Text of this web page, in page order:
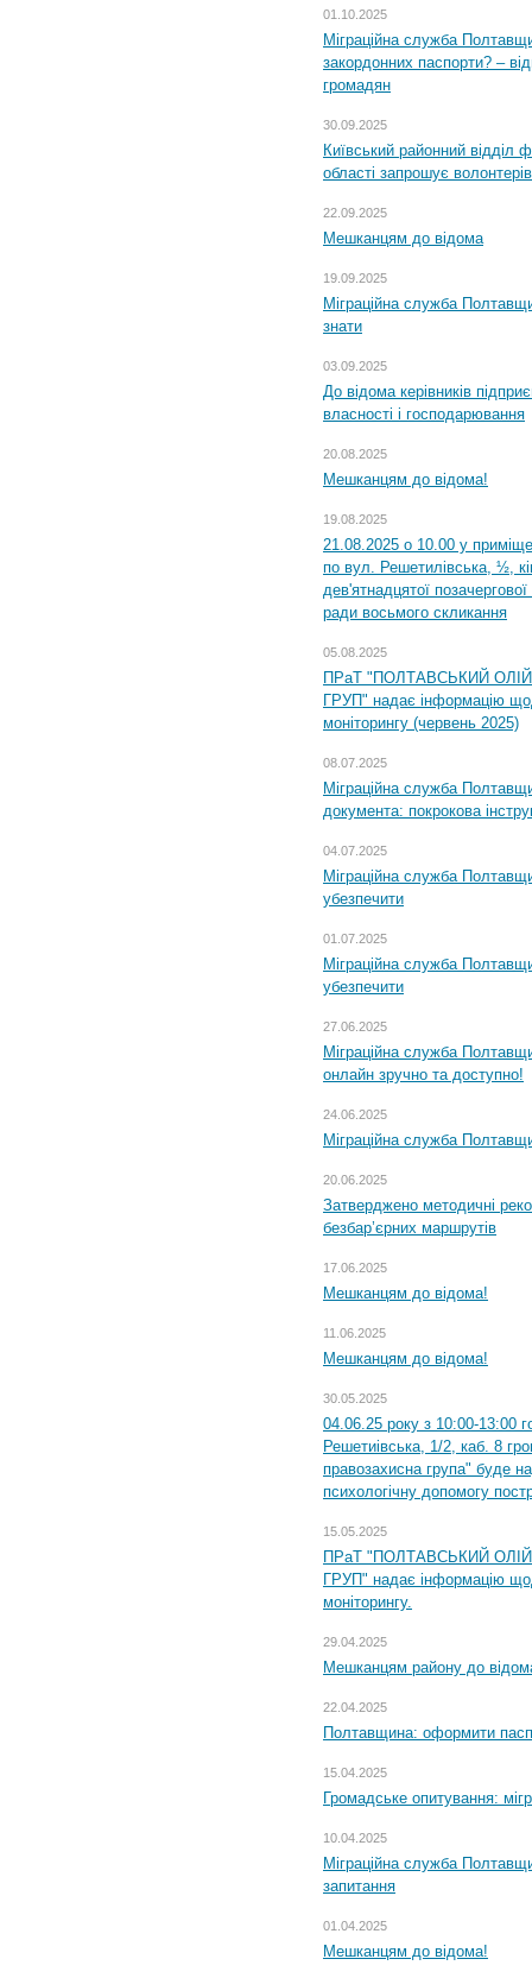
01.10.2025
Міграційна служба
закордонних паспорти? –
громадян
30.09.2025
Київський районний відділ
області запрошує
22.09.2025
Мешканцям до відома
19.09.2025
Міграційна служба
знати
03.09.2025
До відома керівників
власності і господарювання
20.08.2025
Мешканцям до відома!
19.08.2025
21.08.2025 о 10.00 у
по вул. Решетилівська, ½,
дев'ятнадцятої
ради восьмого скликання
05.08.2025
ПРаТ "ПОЛТАВСЬКИЙ
ГРУП" надає інформацію
моніторингу (червень 2025)
08.07.2025
Міграційна служба
документа: покрокова
04.07.2025
Міграційна служба
убезпечити
01.07.2025
Міграційна служба
убезпечити
27.06.2025
Міграційна служба
онлайн зручно та доступно!
24.06.2025
Міграційна служба
20.06.2025
Затверджено методичні
безбар’єрних маршрутів
17.06.2025
Мешканцям до відома!
11.06.2025
Мешканцям до відома!
30.05.2025
04.06.25 року з 10:00-13:00
Решетиівська, 1/2, каб. 8
правозахисна група" буде
психологічну допомогу
15.05.2025
ПРаТ "ПОЛТАВСЬКИЙ
ГРУП" надає інформацію
моніторингу.
29.04.2025
Мешканцям району до
22.04.2025
Полтавщина: оформити
15.04.2025
Громадське опитування:
10.04.2025
Міграційна служба
запитання
01.04.2025
Мешканцям до відома!